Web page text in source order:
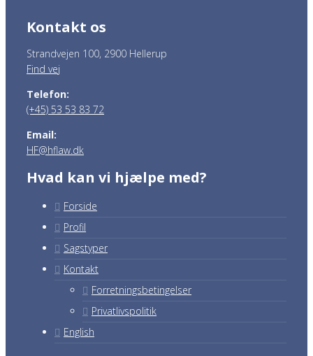
Kontakt os
Strandvejen 100, 2900 Hellerup
Find vej
Telefon:
(+45) 53 53 83 72
Email:
HF@hflaw.dk
Hvad kan vi hjælpe med?
Forside
Profil
Sagstyper
Kontakt
Forretningsbetingelser
Privatlivspolitik
English